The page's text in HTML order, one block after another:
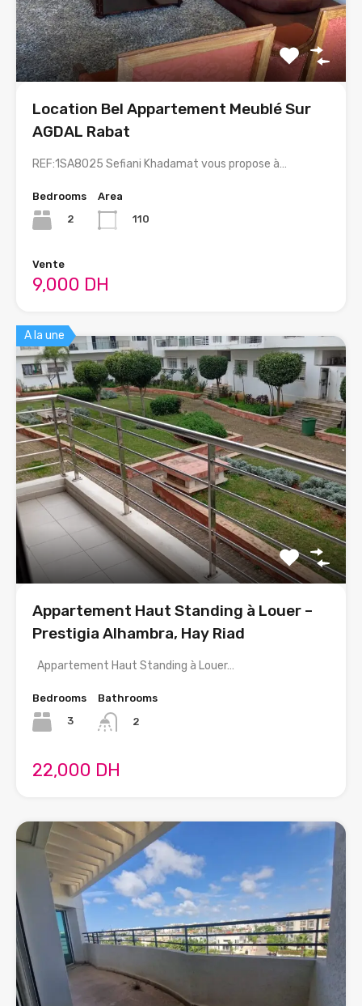
Location Bel Appartement Meublé Sur
AGDAL Rabat
REF:1SA8025 Sefiani Khadamat vous propose à…
Bedrooms
2
Area
110
Vente
9,000 DH
A la une
Appartement Haut Standing à Louer –
Prestigia Alhambra, Hay Riad
Appartement Haut Standing à Louer…
Bedrooms
3
Bathrooms
2
22,000 DH